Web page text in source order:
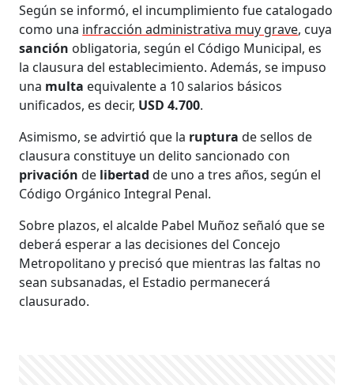
Según se informó, el incumplimiento fue catalogado
como una infracción administrativa muy grave, cuya
sanción obligatoria, según el Código Municipal, es
la clausura del establecimiento. Además, se impuso
una multa equivalente a 10 salarios básicos
unificados, es decir, USD 4.700.
Asimismo, se advirtió que la rupturade sellos de
clausura constituye un delito sancionado con
privaciónde libertadde uno a tres años, según el
Código Orgánico Integral Penal.
Sobre plazos, el alcalde Pabel Muñoz señaló que se
deberá esperar a las decisiones del Concejo
Metropolitano y precisó que mientras las faltas no
sean subsanadas, el Estadio permanecerá
clausurado.